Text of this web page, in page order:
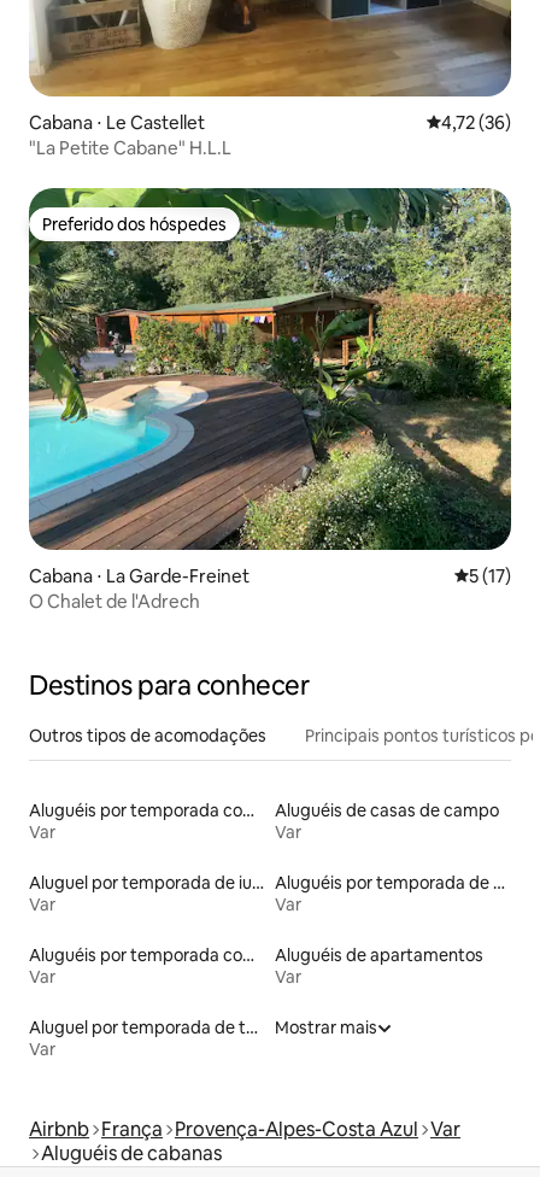
Cabana ⋅ Le Castellet 4,72 de uma
4,72 (36)
"La Petite Cabane" H.L.L
Preferido dos hóspedes
Preferido dos hóspedes
Cabana ⋅ La Garde-Freinet 5 de uma
5 (17)
O Chalet de l'Adrech
Destinos para conhecer
Outros tipos de acomodações Principais pontos turísticos
Aluguéis por temporada com cama de altura acessível
Var
Aluguéis de casas de campo
Var
Aluguel por temporada de iurtas
Var
Aluguéis por temporada de acomodações de luxo
Var
Aluguéis por temporada com acesso ao lago
Var
Aluguéis de apartamentos
Var
Aluguel por temporada de tendas
Var
Mostrar mais
Airbnb França Provença-Alpes-Costa Azul Var
Aluguéis de cabanas